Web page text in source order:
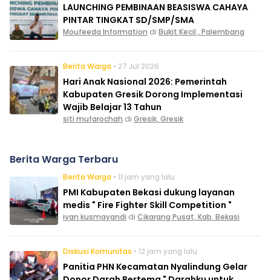
LAUNCHING PEMBINAAN BEASISWA CAHAYA
PINTAR TINGKAT SD/SMP/SMA
Moufeeda Information di Bukit Kecil , Palembang
Berita Warga • 27 Jul 2026
Hari Anak Nasional 2026: Pemerintah
Kabupaten Gresik Dorong Implementasi
Wajib Belajar 13 Tahun
siti mufarochah di Gresik, Gresik
Berita Warga Terbaru
Berita Warga • 11 jam yang lalu
PMI Kabupaten Bekasi dukung layanan
medis " Fire Fighter Skill Competition "
ivan kusmayandi di Cikarang Pusat, Kab. Bekasi
Diskusi Komunitas • 12 jam yang lalu
Panitia PHN Kecamatan Nyalindung Gelar